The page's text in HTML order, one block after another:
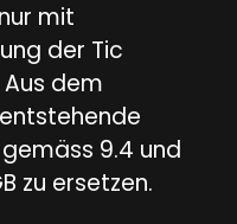
mit
der Tic
dem
9.4 und
zu ersetzen.